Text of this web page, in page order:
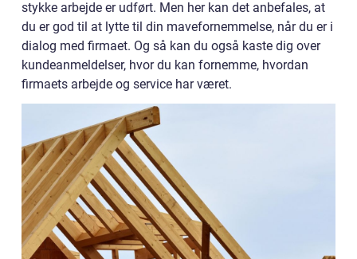
stykke arbejde er udført. Men her kan det anbefales, at
du er god til at lytte til din mavefornemmelse, når du er i
dialog med firmaet. Og så kan du også kaste dig over
kundeanmeldelser, hvor du kan fornemme, hvordan
firmaets arbejde og service har været.